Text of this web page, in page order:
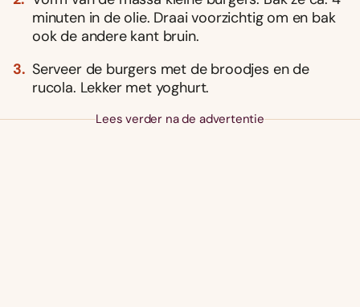
minuten in de olie. Draai voorzichtig om en bak
ook de andere kant bruin.
Serveer de burgers met de broodjes en de
rucola. Lekker met yoghurt.
Lees verder na de advertentie